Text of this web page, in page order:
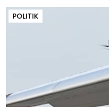
POLITIK